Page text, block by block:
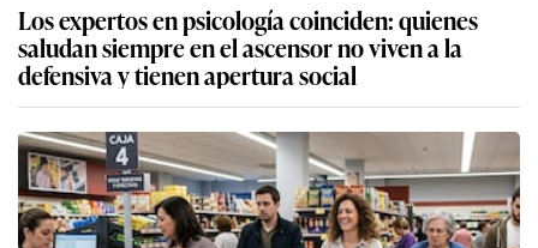
Los expertos en psicología coinciden: quienes
saludan siempre en el ascensor no viven a la
defensiva y tienen apertura social